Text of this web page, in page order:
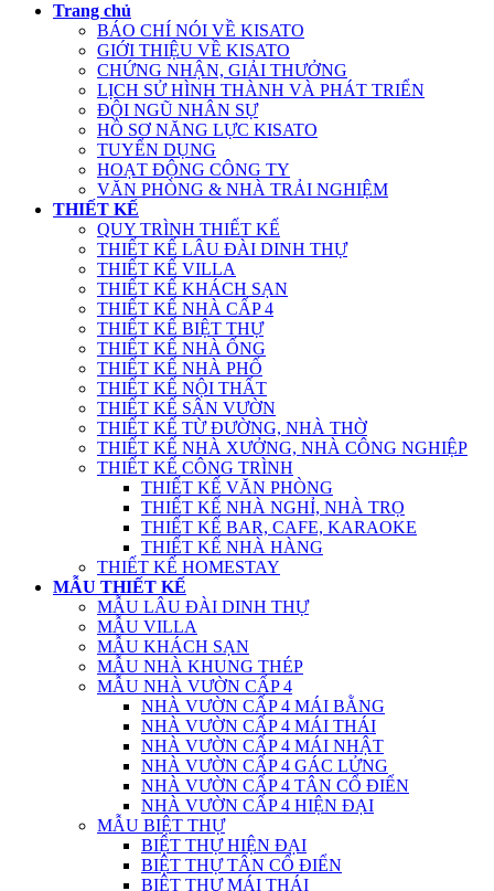
Trang chủ
BÁO CHÍ NÓI VỀ KISATO
GIỚI THIỆU VỀ KISATO
CHỨNG NHẬN, GIẢI THƯỞNG
LỊCH SỬ HÌNH THÀNH VÀ PHÁT TRIỂN
ĐỘI NGŨ NHÂN SỰ
HỒ SƠ NĂNG LỰC KISATO
TUYỂN DỤNG
HOẠT ĐỘNG CÔNG TY
VĂN PHÒNG & NHÀ TRẢI NGHIỆM
THIẾT KẾ
QUY TRÌNH THIẾT KẾ
THIẾT KẾ LÂU ĐÀI DINH THỰ
THIẾT KẾ VILLA
THIẾT KẾ KHÁCH SẠN
THIẾT KẾ NHÀ CẤP 4
THIẾT KẾ BIỆT THỰ
THIẾT KẾ NHÀ ỐNG
THIẾT KẾ NHÀ PHỐ
THIẾT KẾ NỘI THẤT
THIẾT KẾ SÂN VƯỜN
THIẾT KẾ TỪ ĐƯỜNG, NHÀ THỜ
THIẾT KẾ NHÀ XƯỞNG, NHÀ CÔNG NGHIỆP
THIẾT KẾ CÔNG TRÌNH
THIẾT KẾ VĂN PHÒNG
THIẾT KẾ NHÀ NGHỈ, NHÀ TRỌ
THIẾT KẾ BAR, CAFE, KARAOKE
THIẾT KẾ NHÀ HÀNG
THIẾT KẾ HOMESTAY
MẪU THIẾT KẾ
MẪU LÂU ĐÀI DINH THỰ
MẪU VILLA
MẪU KHÁCH SẠN
MẪU NHÀ KHUNG THÉP
MẪU NHÀ VƯỜN CẤP 4
NHÀ VƯỜN CẤP 4 MÁI BẰNG
NHÀ VƯỜN CẤP 4 MÁI THÁI
NHÀ VƯỜN CẤP 4 MÁI NHẬT
NHÀ VƯỜN CẤP 4 GÁC LỬNG
NHÀ VƯỜN CẤP 4 TÂN CỔ ĐIỂN
NHÀ VƯỜN CẤP 4 HIỆN ĐẠI
MẪU BIỆT THỰ
BIỆT THỰ HIỆN ĐẠI
BIỆT THỰ TÂN CỔ ĐIỂN
BIỆT THỰ MÁI THÁI